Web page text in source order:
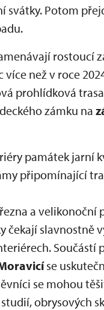
svátky. Potom
rostoucí
než v roce
prohlídková
zámku na
památek jarní
připomínající
a
čekají
se
se mohou
obrysových